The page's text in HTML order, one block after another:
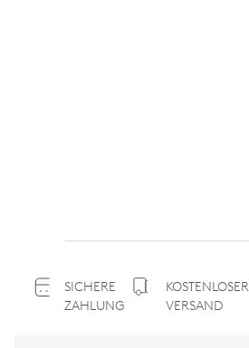
SICHERE
ZAHLUNG
KOSTENLOSER
VERSAND